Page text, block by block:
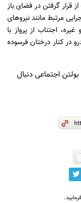
قرار گرفتن در فضای باز
مرتبط مانند نیروهای
اجتناب از پرواز با
در کنار درختان فرسوده
اجتماعی دنبال